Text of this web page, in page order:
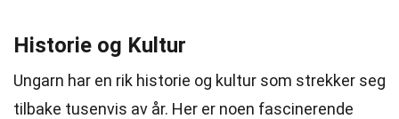
Historie og Kultur
Ungarn har en rik historie og kultur som strekker seg
tilbake tusenvis av år. Her er noen fascinerende